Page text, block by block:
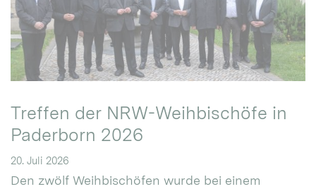
Treffen der NRW-Weihbischöfe in
Paderborn 2026
20. Juli 2026
Den zwölf Weihbischöfen wurde bei einem